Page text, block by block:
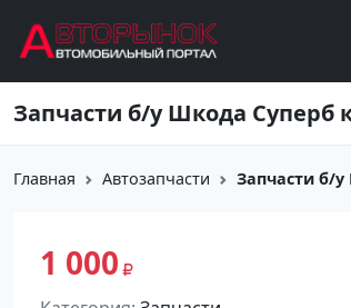
Запчасти б/у Шкода Суперб
Главная Автозапчасти Запчасти б/
1 000